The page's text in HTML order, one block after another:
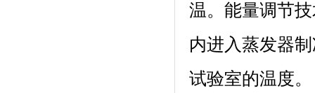
温。能量调节
内进入蒸发器制
试验室的温度。